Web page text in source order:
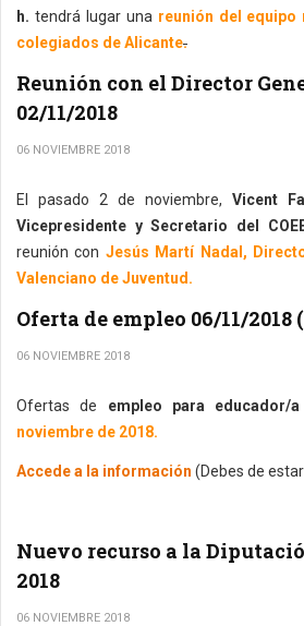
h. tendrá lugar una reunión del
colegiados de Alicante.
Reunión con el Director
02/11/2018
06 NOVIEMBRE 2018
El pasado 2 de noviembre, Vicent
Vicepresidente y Secretario del
reunión con Jesús Martí Nadal,
Valenciano de Juventud.
Oferta de empleo 06/11/2018
06 NOVIEMBRE 2018
Ofertas de empleo para
noviembre de 2018.
Accede a la información (Debes de
Nuevo recurso a la
2018
06 NOVIEMBRE 2018